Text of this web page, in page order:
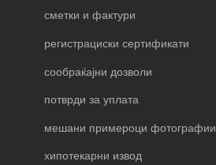
сметки и фактури
регистрациски сертификати
сообраќајни дозволи
потврди за уплата
мешани примероци фотографии
хипотекарни извод